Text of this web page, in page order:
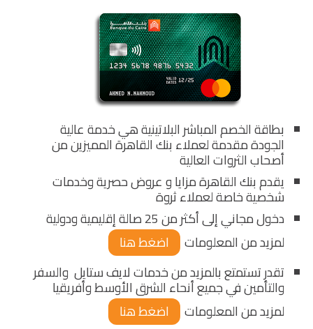
بطاقة الخصم المباشر البلاتينية هي خدمة عالية
الجودة مقدمة لعملاء بنك القاهرة المميزين من
أصحاب الثروات العالية
يقدم بنك القاهرة مزايا و عروض حصرية وخدمات
شخصية خاصة لعملاء ثروة
دخول مجاني إلى أكثر من 25 صالة إقليمية ودولية
لمزيد من المعلومات
اضغط هنا
تقدر تستمتع بالمزيد من خدمات لايف ستايل والسفر
والتأمين في جميع أنحاء الشرق الأوسط وأفريقيا
لمزيد من المعلومات
اضغط هنا